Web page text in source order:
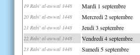
19 Rabi' al-awwal 1448 Mardi 1 septembre
20 Rabi' al-awwal 1448 Mercredi 2 septembre
21 Rabi' al-awwal 1448 Jeudi 3 septembre
22 Rabi' al-awwal 1448 Vendredi 4 septembre
23 Rabi' al-awwal 1448 Samedi 5 septembre